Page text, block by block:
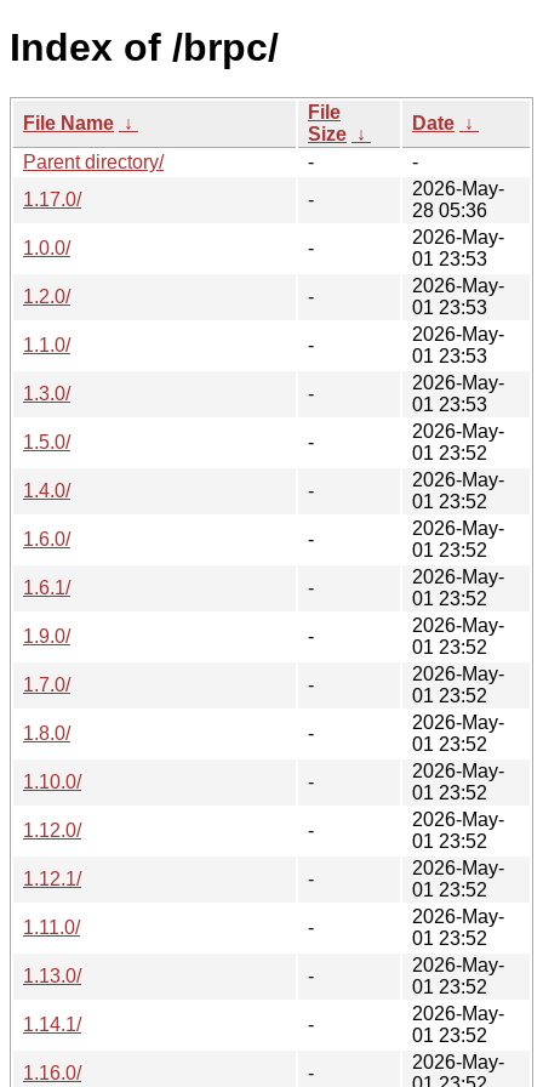
Index of /brpc/
File Name ↓
File
Size ↓
Date ↓
Parent directory/
-
-
1.17.0/
-
2026-May-
28 05:36
1.0.0/
-
2026-May-
01 23:53
1.2.0/
-
2026-May-
01 23:53
1.1.0/
-
2026-May-
01 23:53
1.3.0/
-
2026-May-
01 23:53
1.5.0/
-
2026-May-
01 23:52
1.4.0/
-
2026-May-
01 23:52
1.6.0/
-
2026-May-
01 23:52
1.6.1/
-
2026-May-
01 23:52
1.9.0/
-
2026-May-
01 23:52
1.7.0/
-
2026-May-
01 23:52
1.8.0/
-
2026-May-
01 23:52
1.10.0/
-
2026-May-
01 23:52
1.12.0/
-
2026-May-
01 23:52
1.12.1/
-
2026-May-
01 23:52
1.11.0/
-
2026-May-
01 23:52
1.13.0/
-
2026-May-
01 23:52
1.14.1/
-
2026-May-
01 23:52
1.16.0/
-
2026-May-